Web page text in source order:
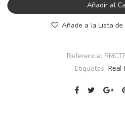
Añadir al
Añade a la Lista de
Referencia:
Etiquetas: Real